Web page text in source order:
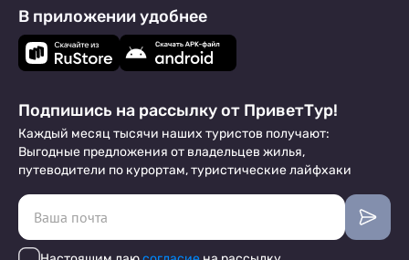
В приложении удобнее
Подпишись на рассылку от ПриветТур!
Каждый месяц тысячи наших туристов получают:
Выгодные предложения от владельцев жилья,
путеводители по курортам, туристические лайфхаки